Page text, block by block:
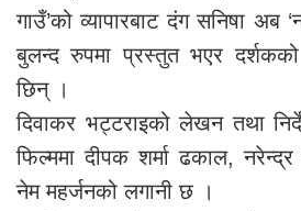
गाउँ’को व्यापारबाट दंग सनिषा अब
बुलन्द रुपमा प्रस्तुत भएर दर्शकको
छिन् ।
दिवाकर भट्टराइको लेखन तथा
फिल्ममा दीपक शर्मा ढकाल,
नेम महर्जनको लगानी छ ।